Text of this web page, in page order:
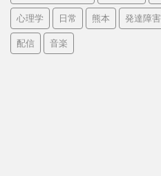
心理学 日常 熊本 発達障害
配信 音楽